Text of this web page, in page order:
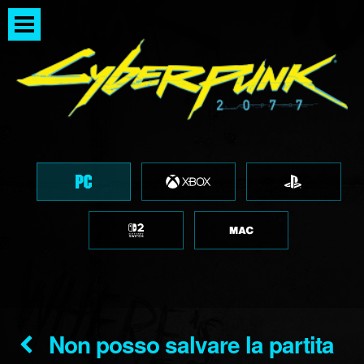
Non posso salvare la partita